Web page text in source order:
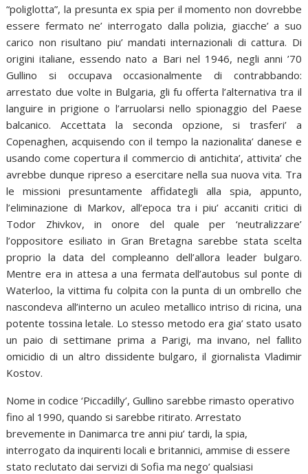
“poliglotta”, la presunta ex spia per il momento non dovrebbe
essere fermato ne’ interrogato dalla polizia, giacche’ a suo
carico non risultano piu’ mandati internazionali di cattura. Di
origini italiane, essendo nato a Bari nel 1946, negli anni ’70
Gullino si occupava occasionalmente di contrabbando:
arrestato due volte in Bulgaria, gli fu offerta l’alternativa tra il
languire in prigione o l’arruolarsi nello spionaggio del Paese
balcanico. Accettata la seconda opzione, si trasferi’ a
Copenaghen, acquisendo con il tempo la nazionalita’ danese e
usando come copertura il commercio di antichita’, attivita’ che
avrebbe dunque ripreso a esercitare nella sua nuova vita. Tra
le missioni presuntamente affidategli alla spia, appunto,
l’eliminazione di Markov, all’epoca tra i piu’ accaniti critici di
Todor Zhivkov, in onore del quale per ‘neutralizzare’
l’oppositore esiliato in Gran Bretagna sarebbe stata scelta
proprio la data del compleanno dell’allora leader bulgaro.
Mentre era in attesa a una fermata dell’autobus sul ponte di
Waterloo, la vittima fu colpita con la punta di un ombrello che
nascondeva all’interno un aculeo metallico intriso di ricina, una
potente tossina letale. Lo stesso metodo era gia’ stato usato
un paio di settimane prima a Parigi, ma invano, nel fallito
omicidio di un altro dissidente bulgaro, il giornalista Vladimir
Kostov.
Nome in codice ‘Piccadilly’, Gullino sarebbe rimasto operativo
fino al 1990, quando si sarebbe ritirato. Arrestato
brevemente in Danimarca tre anni piu’ tardi, la spia,
interrogato da inquirenti locali e britannici, ammise di essere
stato reclutato dai servizi di Sofia ma nego’ qualsiasi